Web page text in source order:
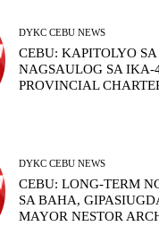
DYKC CEBU NEWS
CEBU: KAPITOLYO SA
NAGSAULOG SA IKA-
PROVINCIAL
DYKC CEBU NEWS
CEBU: LONG-TERM
SA BAHA,
MAYOR NESTOR